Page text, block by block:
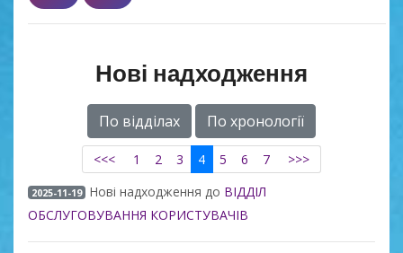
Нові надходження
По відділах По хронології
<<< 1 2 3 4 5 6 7 >>>
2025-11-19 Нові надходження до ВІДДІЛ
ОБСЛУГОВУВАННЯ КОРИСТУВАЧІВ